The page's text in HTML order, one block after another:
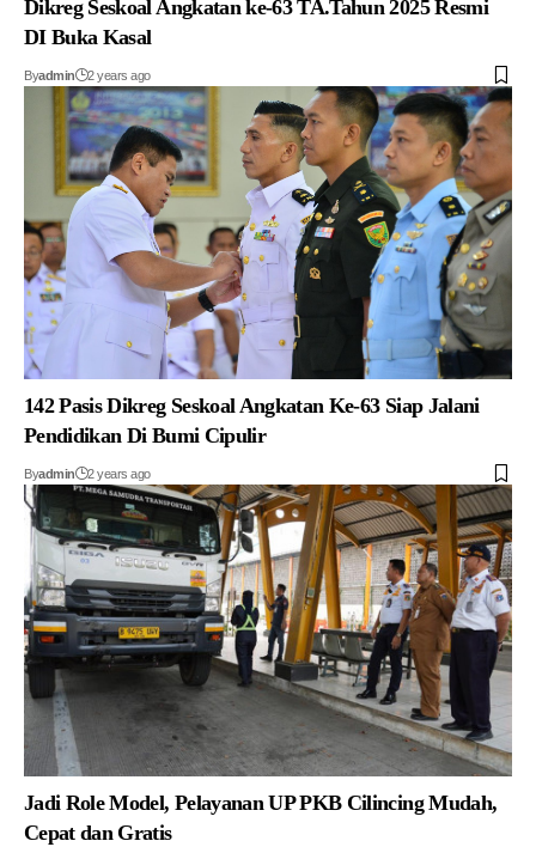
Dikreg Seskoal Angkatan ke-63 TA.Tahun 2025 Resmi
DI Buka Kasal
Byadmin 2 years ago
142 Pasis Dikreg Seskoal Angkatan Ke-63 Siap Jalani
Pendidikan Di Bumi Cipulir
Byadmin 2 years ago
Jadi Role Model, Pelayanan UP PKB Cilincing Mudah,
Cepat dan Gratis